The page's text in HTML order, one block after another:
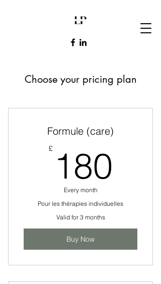
Choose your pricing plan
Formule (care)
£ 180
Every month
Pour les thérapies individuelles
Valid for 3 months
Buy Now